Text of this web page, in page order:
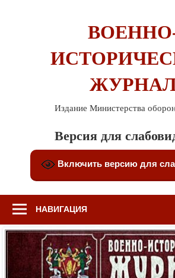
Издание Министерства
Версия для
Включить версию для
НАВИГАЦИЯ